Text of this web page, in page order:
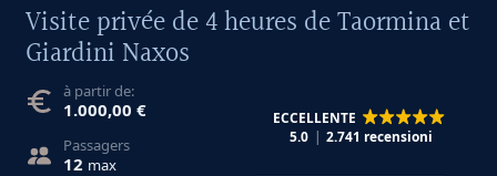
Visite privée de 4 heures de Taormina et
Giardini Naxos
à partir de:
1.000,00 €
Passagers
12 max
ECCELLENTE
5.0
2.741 recensioni